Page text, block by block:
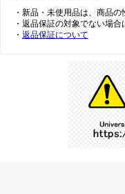
・新品・未使用品は、商品
・返品保証の対象でない場
・ 返品保証について